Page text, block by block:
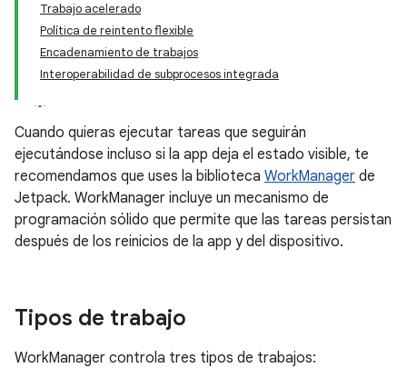
Trabajo acelerado
Política de reintento flexible
Encadenamiento de trabajos
Interoperabilidad de subprocesos integrada
Cuando quieras ejecutar tareas que seguirán
ejecutándose incluso si la app deja el estado visible, te
recomendamos que uses la biblioteca WorkManager de
Jetpack. WorkManager incluye un mecanismo de
programación sólido que permite que las tareas persistan
después de los reinicios de la app y del dispositivo.
Tipos de trabajo
WorkManager controla tres tipos de trabajos: